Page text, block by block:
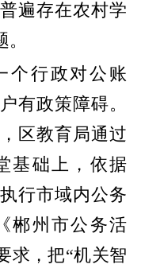
遍存在农村学
问题。
个行政对公账
有政策障碍。
区教育局通过
基础上，依据
行市域内公务
郴州市公务活
求，把“机关智